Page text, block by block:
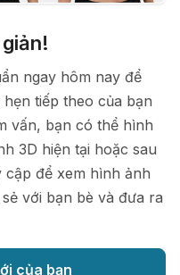
ngay hôm nay để
tiếp theo của bạn
vấn, bạn có thể hình
3D hiện tại hoặc sau
để xem hình ảnh
với bạn bè và đưa ra
của bạn